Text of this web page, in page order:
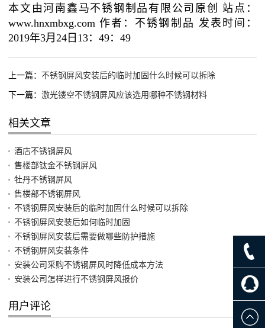
本文由河南鑫马不锈钢制品有限公司原创 站点：
www.hnxmbxg.com 作者：不锈钢制品 发表时间：
2019年3月24日13：49：49
上一篇： 不锈钢屏风安装后的临时加固什么时候可以拆除
下一篇： 激光镂空不锈钢屏风应该选用哪种不锈钢材料
相关文章
酒店不锈钢屏风
售楼部钛金不锈钢屏风
牡丹不锈钢屏风
售楼部不锈钢屏风
不锈钢屏风安装后的临时加固什么时候可以拆除
不锈钢屏风安装后如何临时加固
不锈钢屏风安装后需要做哪些防护措施
不锈钢屏风安装条件
安装公司采购不锈钢屏风时降低成本方法
安装公司怎样进行不锈钢屏风报价
用户评论